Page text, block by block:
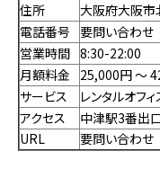
住所
大阪府大阪市
電話番号
要問い合わせ
営業時間 8:30-22:00
月額料金
25,000円 〜
サービス
レンタルオフィ
アクセス
中津駅3番出
URL
要問い合わせ